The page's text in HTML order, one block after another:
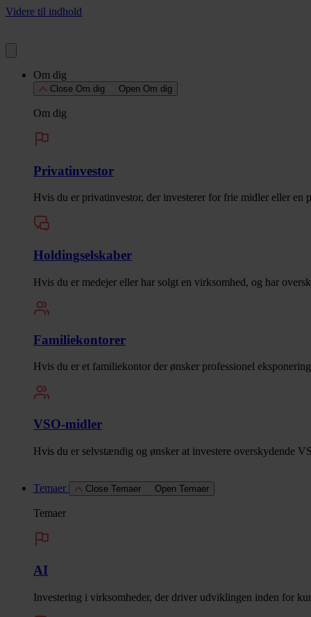
Videre til indhold
Om dig
Close Om dig Open Om dig
Om dig
Privatinvestor
Hvis du er privatinvestor, der investerer for frie midler eller en
Holdingselskaber
Hvis du er medejer eller har solgt en virksomhed, og har
Familiekontorer
Hvis du er et familiekontor der ønsker professionel
VSO-midler
Hvis du er selvstændig og ønsker at investere overskydende
Temaer Close Temaer Open Temaer
Temaer
AI
Investering i virksomheder, der driver udviklingen inden for